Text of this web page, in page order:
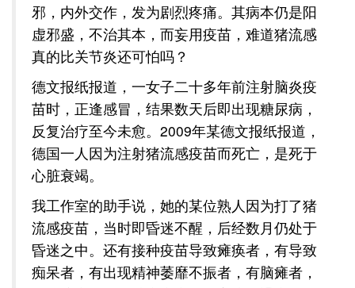
邪，内外交作，发为剧烈疼痛。其病本仍是阳
虚邪盛，不治其本，而妄用疫苗，难道猪流感
真的比关节炎还可怕吗？
德文报纸报道，一女子二十多年前注射脑炎疫
苗时，正逢感冒，结果数天后即出现糖尿病，
反复治疗至今未愈。2009年某德文报纸报道，
德国一人因为注射猪流感疫苗而死亡，是死于
心脏衰竭。
我工作室的助手说，她的某位熟人因为打了猪
流感疫苗，当时即昏迷不醒，后经数月仍处于
昏迷之中。还有接种疫苗导致瘫痪者，有导致
痴呆者，有出现精神萎靡不振者，有脑瘫者，